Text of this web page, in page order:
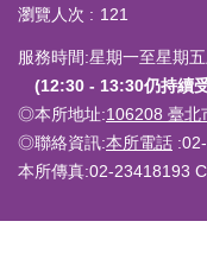
瀏覽人次
121
服務時間:星期一至星期
(12:30 - 13:30仍持續
◎本所地址:106208 臺北
◎聯絡資訊:本所電話
本所傳真:02-23418193